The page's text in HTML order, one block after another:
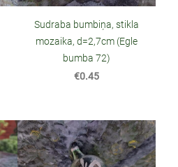
Sudraba bumbiņa, stikla
mozaika, d=2,7cm (Egle
bumba 72)
€0.45